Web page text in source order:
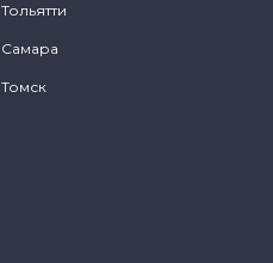
Тольятти
Самара
Томск